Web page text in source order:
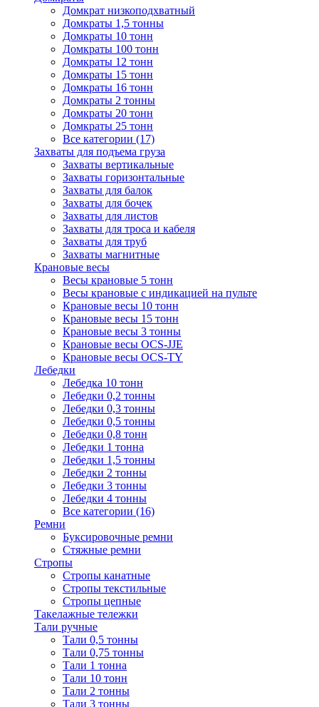
Домкрат низкоподхватный
Домкраты 1,5 тонны
Домкраты 10 тонн
Домкраты 100 тонн
Домкраты 12 тонн
Домкраты 15 тонн
Домкраты 16 тонн
Домкраты 2 тонны
Домкраты 20 тонн
Домкраты 25 тонн
Все категории (17)
Захваты для подъема груза
Захваты вертикальные
Захваты горизонтальные
Захваты для балок
Захваты для бочек
Захваты для листов
Захваты для троса и кабеля
Захваты для труб
Захваты магнитные
Крановые весы
Весы крановые 5 тонн
Весы крановые с индикацией на пульте
Крановые весы 10 тонн
Крановые весы 15 тонн
Крановые весы 3 тонны
Крановые весы OCS-JJE
Крановые весы OCS-TY
Лебедки
Лебедка 10 тонн
Лебедки 0,2 тонны
Лебедки 0,3 тонны
Лебедки 0,5 тонны
Лебедки 0,8 тонн
Лебедки 1 тонна
Лебедки 1,5 тонны
Лебедки 2 тонны
Лебедки 3 тонны
Лебедки 4 тонны
Все категории (16)
Ремни
Буксировочные ремни
Стяжные ремни
Стропы
Стропы канатные
Стропы текстильные
Стропы цепные
Такелажные тележки
Тали ручные
Тали 0,5 тонны
Тали 0,75 тонны
Тали 1 тонна
Тали 10 тонн
Тали 2 тонны
Тали 3 тонны